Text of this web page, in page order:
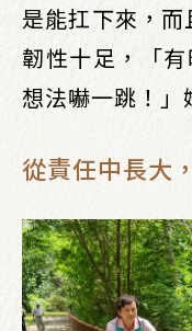
是能扛下來，而
韌性十足，「
想法嚇一跳！」
從責任中長大